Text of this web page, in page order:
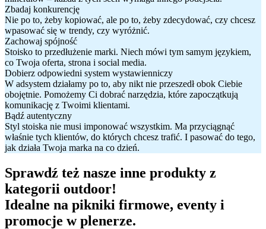
Zbadaj konkurencję
Nie po to, żeby kopiować, ale po to, żeby zdecydować, czy chcesz
wpasować się w trendy, czy wyróżnić.
Zachowaj spójność
Stoisko to przedłużenie marki. Niech mówi tym samym językiem,
co Twoja oferta, strona i social media.
Dobierz odpowiedni system wystawienniczy
W adsystem działamy po to, aby nikt nie przeszedł obok Ciebie
obojętnie. Pomożemy Ci dobrać narzędzia, które zapoczątkują
komunikację z Twoimi klientami.
Bądź autentyczny
Styl stoiska nie musi imponować wszystkim. Ma przyciągnąć
właśnie tych klientów, do których chcesz trafić. I pasować do tego,
jak działa Twoja marka na co dzień.
Sprawdź też nasze inne produkty z
kategorii outdoor!
Idealne na pikniki firmowe, eventy i
promocje w plenerze.